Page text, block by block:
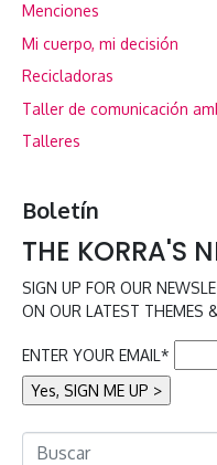
Menciones
Mi cuerpo, mi decisión
Recicladoras
Taller de comunicación
Talleres
Boletín
THE KORRA'S
SIGN UP FOR OUR
ON OUR LATEST THEMES
ENTER YOUR EMAIL*